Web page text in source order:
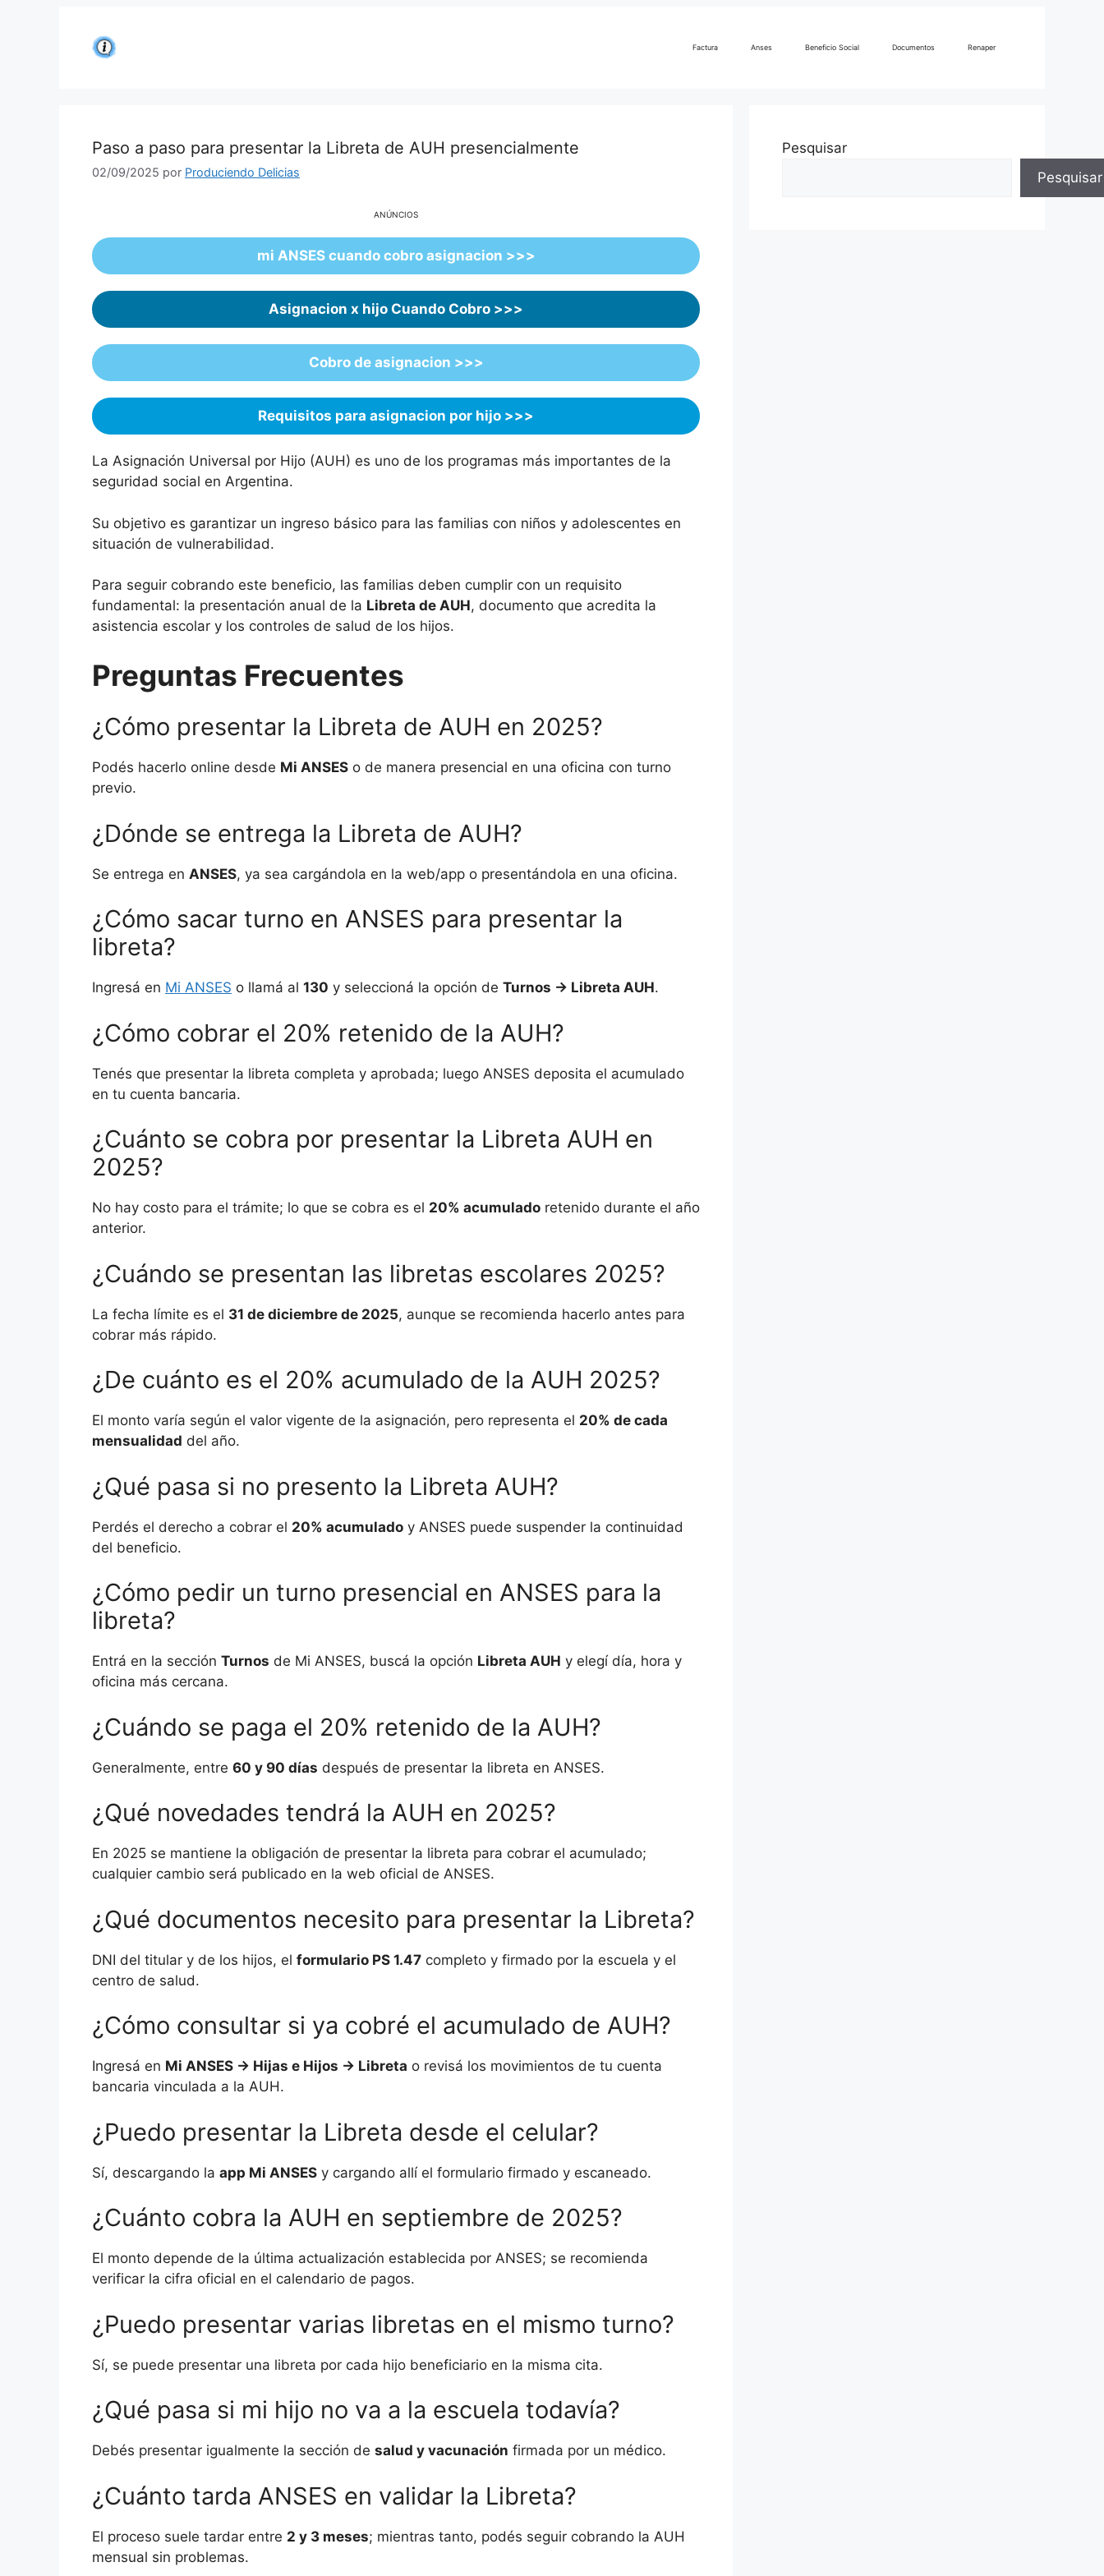
Factura Anses Beneficio Social Documentos Renaper
Paso a paso para presentar la Libreta de AUH presencialmente
02/09/2025 por Produciendo Delicias
ANÚNCIOS
mi ANSES cuando cobro asignacion >>>
Asignacion x hijo Cuando Cobro >>>
Cobro de asignacion >>>
Requisitos para asignacion por hijo >>>
La Asignación Universal por Hijo (AUH) es uno de los programas más importantes de la
seguridad social en Argentina.
Su objetivo es garantizar un ingreso básico para las familias con niños y adolescentes en
situación de vulnerabilidad.
Para seguir cobrando este beneficio, las familias deben cumplir con un requisito
fundamental: la presentación anual de la Libreta de AUH, documento que acredita la
asistencia escolar y los controles de salud de los hijos.
Preguntas Frecuentes
¿Cómo presentar la Libreta de AUH en 2025?
Podés hacerlo online desde Mi ANSES o de manera presencial en una oficina con turno
previo.
¿Dónde se entrega la Libreta de AUH?
Se entrega en ANSES, ya sea cargándola en la web/app o presentándola en una oficina.
¿Cómo sacar turno en ANSES para presentar la
libreta?
Ingresá en Mi ANSES o llamá al 130 y seleccioná la opción de Turnos → Libreta AUH.
¿Cómo cobrar el 20% retenido de la AUH?
Tenés que presentar la libreta completa y aprobada; luego ANSES deposita el acumulado
en tu cuenta bancaria.
¿Cuánto se cobra por presentar la Libreta AUH en
2025?
No hay costo para el trámite; lo que se cobra es el 20% acumulado retenido durante el año
anterior.
¿Cuándo se presentan las libretas escolares 2025?
La fecha límite es el 31 de diciembre de 2025, aunque se recomienda hacerlo antes para
cobrar más rápido.
¿De cuánto es el 20% acumulado de la AUH 2025?
El monto varía según el valor vigente de la asignación, pero representa el 20% de cada
mensualidad del año.
¿Qué pasa si no presento la Libreta AUH?
Perdés el derecho a cobrar el 20% acumulado y ANSES puede suspender la continuidad
del beneficio.
¿Cómo pedir un turno presencial en ANSES para la
libreta?
Entrá en la sección Turnos de Mi ANSES, buscá la opción Libreta AUH y elegí día, hora y
oficina más cercana.
¿Cuándo se paga el 20% retenido de la AUH?
Generalmente, entre 60 y 90 días después de presentar la libreta en ANSES.
¿Qué novedades tendrá la AUH en 2025?
En 2025 se mantiene la obligación de presentar la libreta para cobrar el acumulado;
cualquier cambio será publicado en la web oficial de ANSES.
¿Qué documentos necesito para presentar la Libreta?
DNI del titular y de los hijos, el formulario PS 1.47 completo y firmado por la escuela y el
centro de salud.
¿Cómo consultar si ya cobré el acumulado de AUH?
Ingresá en Mi ANSES → Hijas e Hijos → Libreta o revisá los movimientos de tu cuenta
bancaria vinculada a la AUH.
¿Puedo presentar la Libreta desde el celular?
Sí, descargando la app Mi ANSES y cargando allí el formulario firmado y escaneado.
¿Cuánto cobra la AUH en septiembre de 2025?
El monto depende de la última actualización establecida por ANSES; se recomienda
verificar la cifra oficial en el calendario de pagos.
¿Puedo presentar varias libretas en el mismo turno?
Sí, se puede presentar una libreta por cada hijo beneficiario en la misma cita.
¿Qué pasa si mi hijo no va a la escuela todavía?
Debés presentar igualmente la sección de salud y vacunación firmada por un médico.
¿Cuánto tarda ANSES en validar la Libreta?
El proceso suele tardar entre 2 y 3 meses; mientras tanto, podés seguir cobrando la AUH
mensual sin problemas.
Pesquisar
Pesquisar